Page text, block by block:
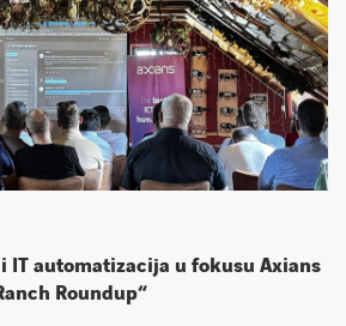
IT automatizacija u fokusu Axians
Roundup“